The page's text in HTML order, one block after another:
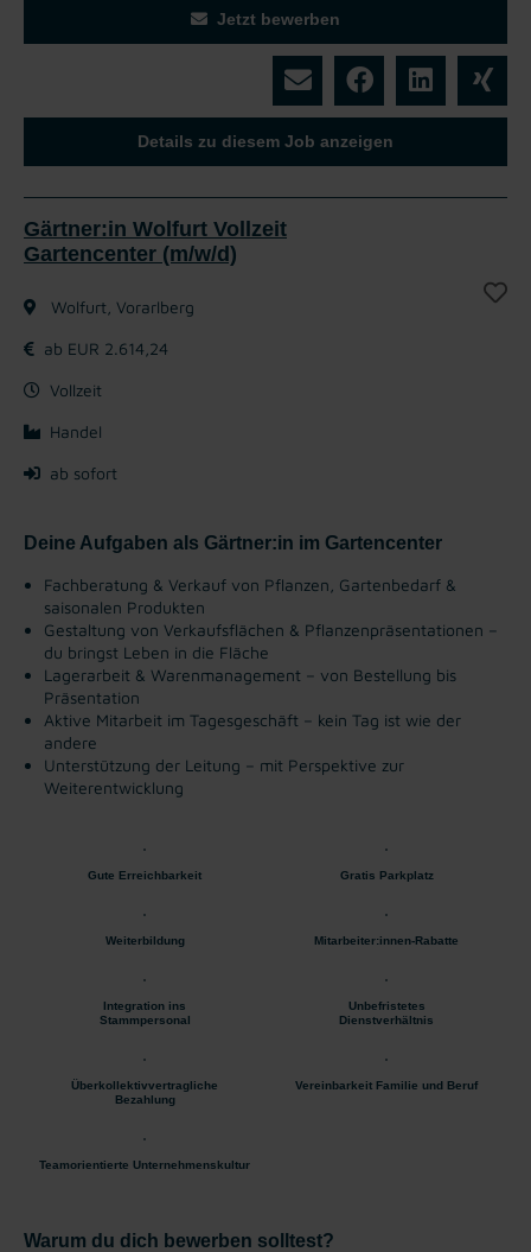
Jetzt bewerben
Details zu diesem Job anzeigen
Gärtner:in Wolfurt Vollzeit
Gartencenter (m/w/d)
Wolfurt, Vorarlberg
ab EUR 2.614,24
Vollzeit
Handel
ab sofort
Deine Aufgaben als Gärtner:in im Gartencenter
Fachberatung & Verkauf von Pflanzen, Gartenbedarf &
saisonalen Produkten
Gestaltung von Verkaufsflächen & Pflanzenpräsentationen –
du bringst Leben in die Fläche
Lagerarbeit & Warenmanagement – von Bestellung bis
Präsentation
Aktive Mitarbeit im Tagesgeschäft – kein Tag ist wie der
andere
Unterstützung der Leitung – mit Perspektive zur
Weiterentwicklung
Gute Erreichbarkeit Gratis Parkplatz
Weiterbildung Mitarbeiter:innen-Rabatte
Integration ins
Stammpersonal
Unbefristetes
Dienstverhältnis
Überkollektivvertragliche
Bezahlung
Vereinbarkeit Familie und Beruf
Teamorientierte Unternehmenskultur
Warum du dich bewerben solltest?